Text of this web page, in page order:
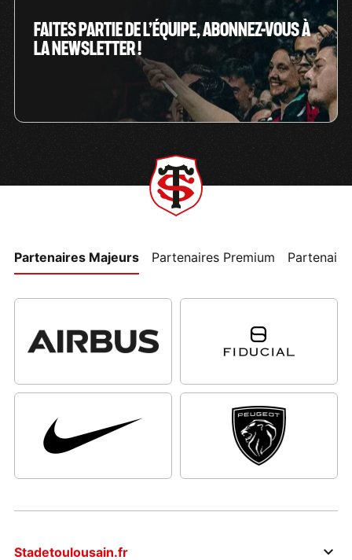
FAITES PARTIE DE L’ÉQUIPE, ABONNEZ-VOUS À
LA NEWSLETTER !
Partenaires Majeurs Partenaires Premium
Stadetoulousain.fr